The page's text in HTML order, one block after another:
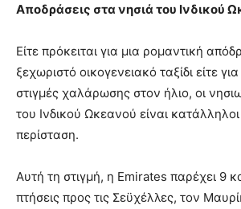
Αποδράσεις στα νησιά του Ινδικού
Είτε πρόκειται για μια ρομαντική
ξεχωριστό οικογενειακό ταξίδι είτε
στιγμές χαλάρωσης στον ήλιο, οι
του Ινδικού Ωκεανού είναι
περίσταση.
Αυτή τη στιγμή, η Emirates παρέχει 9
πτήσεις προς τις Σεϋχέλλες, τον